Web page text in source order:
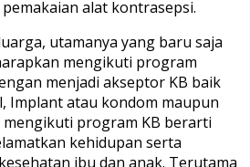
alat kontrasepsi.
utamanya yang baru saja
mengikuti program
menjadi akseptor KB baik
Implant atau kondom maupun
program KB berarti
kehidupan serta
ibu dan anak. Terutama